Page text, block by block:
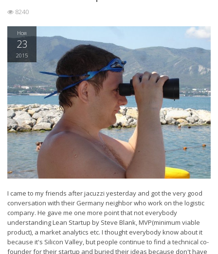
8240
Ноя
23
2015
I came to my friends after jacuzzi yesterday and got the very good
conversation with their Germany neighbor who work on the logistic
company. He gave me one more point that not everybody
understanding Lean Startup by Steve Blank, MVP(minimum viable
product), a market analytics etc. I thought everybody know about it
because it's Silicon Valley, but people continue to find a technical co-
founder for their startup and buried their ideas because don't have